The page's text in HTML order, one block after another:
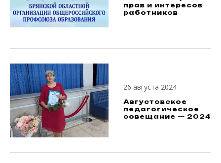
прав и интересов
работников
26 августа 2024
Августовское
педагогическое
совещание — 2024